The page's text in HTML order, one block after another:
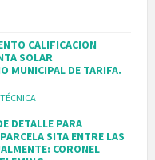
CALIFICACION
SOLAR
MUNICIPAL DE TARIFA.
DETALLE PARA
SITA ENTRE LAS
CORONEL